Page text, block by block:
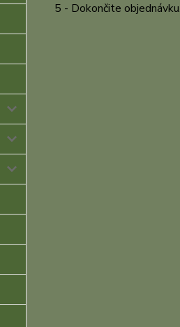
5 - Dokončite objednávku.